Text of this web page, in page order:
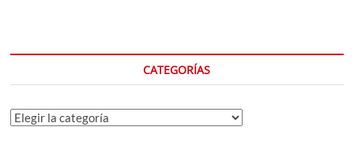
CATEGORÍAS
Categorías